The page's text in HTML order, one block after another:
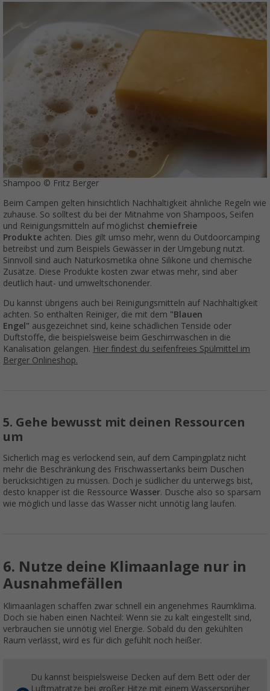
Shampoo © Fritz Berger
Beim Campen gelten hinsichtlich Nachhaltigkeit ähnliche Regeln wie
zuhause. So solltest du bei der Mitnahme von Shampoos, Seifen
und Reinigungsmitteln auf möglichst chemiefreie
Produkte achten. Dies gilt umso mehr, wenn du Outdoorcamping
betreibst und zum Beispiels Gewässer in der Umgebung nutzt.
Sinnvoll sind auch Naturkosmetika ohne Silikone und chemische
Zusätze. Diese Produkte kosten zwar etwas mehr, sind aber
deutlich haut- und umweltschonender.
Du kannst übrigens auch bei Reinigungsmitteln auf Nachhaltigkeit
achten. So enthalten Reiniger, die mit dem "Blauen
Engel" ausgezeichnet sind, keine schädlichen Tenside oder
Duftstoffe, die beispielsweise beim Geschirrwaschen in die
Kanalisation gelangen. Hier findest du seifenfreies Spülmittel im
Berger Onlineshop.
5. Gehe bewusst mit deinen Ressourcen
um
Sicherlich mag es verlockend sein, auf dem Campingplatz nicht
mehr die Beschränkung des Frischwassertanks beim Duschen
berücksichtigen zu müssen. Doch je südlicher du unterwegs bist,
desto knapper ist die Ressource Wasser. Dusche also so sparsam
wie möglich und lasse das Wasser nicht unnötig lang laufen.
6. Nutze deine Klimaanlage nur in
Ausnahmefällen
Klimaanlagen schaffen zwar schnell ein angenehmes Raumklima.
Doch sie haben einen Nachteil: Wenn sie zu kalt eingestellt sind,
verbrauchen sie unnötig viel Energie. Sobald du den gekühlten
Raum verlässt, wird es für dich gefühlt noch heißer.
Du kannst beispielsweise Decken auf dem Bett oder der
Luftmatratze bei großer Hitze mit einem Wassersprüher